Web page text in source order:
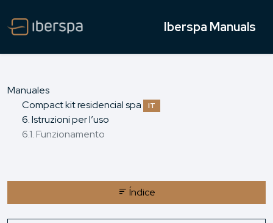
Iberspa Manuals
Manuales
Compact kit residencial spa
IT
6. Istruzioni per l’uso
6.1. Funzionamento
Índice